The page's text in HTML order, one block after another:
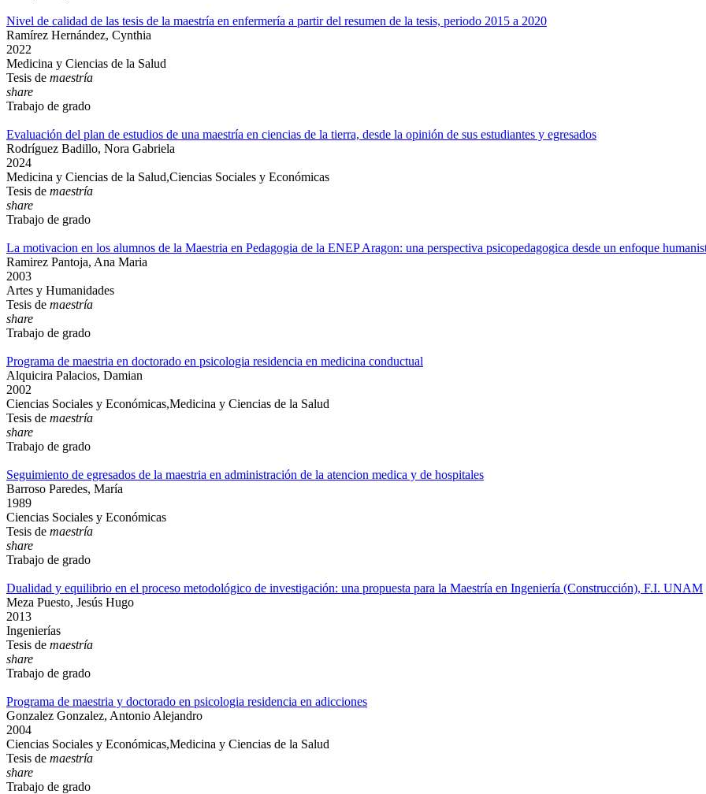
Nivel de calidad de las tesis de la maestría en enfermería a partir del resumen de la tesis, periodo 2015 a 2020
Ramírez Hernández, Cynthia
2022
Medicina y Ciencias de la Salud
Tesis de maestría
share
Trabajo de grado
Evaluación del plan de estudios de una maestría en ciencias de la tierra, desde la opinión de sus estudiantes y egresados
Rodríguez Badillo, Nora Gabriela
2024
Medicina y Ciencias de la Salud,Ciencias Sociales y Económicas
Tesis de maestría
share
Trabajo de grado
La motivacion en los alumnos de la Maestria en Pedagogia de la ENEP Aragon: una perspectiva psicopedagogica desde un enfoque
Ramirez Pantoja, Ana Maria
2003
Artes y Humanidades
Tesis de maestría
share
Trabajo de grado
Programa de maestria en doctorado en psicologia residencia en medicina conductual
Alquicira Palacios, Damian
2002
Ciencias Sociales y Económicas,Medicina y Ciencias de la Salud
Tesis de maestría
share
Trabajo de grado
Seguimiento de egresados de la maestria en administración de la atencion medica y de hospitales
Barroso Paredes, María
1989
Ciencias Sociales y Económicas
Tesis de maestría
share
Trabajo de grado
Dualidad y equilibrio en el proceso metodológico de investigación: una propuesta para la Maestría en Ingeniería (Construcción), F.I. UNAM
Meza Puesto, Jesús Hugo
2013
Ingenierías
Tesis de maestría
share
Trabajo de grado
Programa de maestria y doctorado en psicologia residencia en adicciones
Gonzalez Gonzalez, Antonio Alejandro
2004
Ciencias Sociales y Económicas,Medicina y Ciencias de la Salud
Tesis de maestría
share
Trabajo de grado